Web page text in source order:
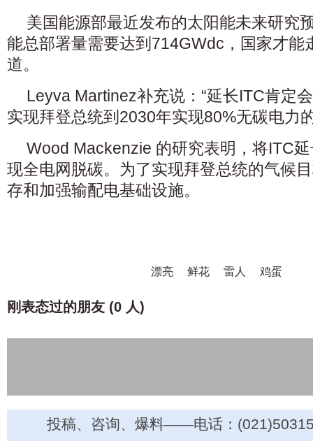
美国能源部最近发布的太阳能未来研究
能总部署量需要达到714GWdc，国家才能
道。
Leyva Martinez补充说：“延长ITC肯定
实现拜登总统到2030年实现80%无碳电力
Wood Mackenzie 的研究表明，将ITC
现全电网脱碳。为了实现拜登总统的气候
存和加强输配电基础设施。
漂亮 鲜花 雷人 鸡蛋
刚表态过的朋友 (0 人)
投稿、咨询、爆料——电话：